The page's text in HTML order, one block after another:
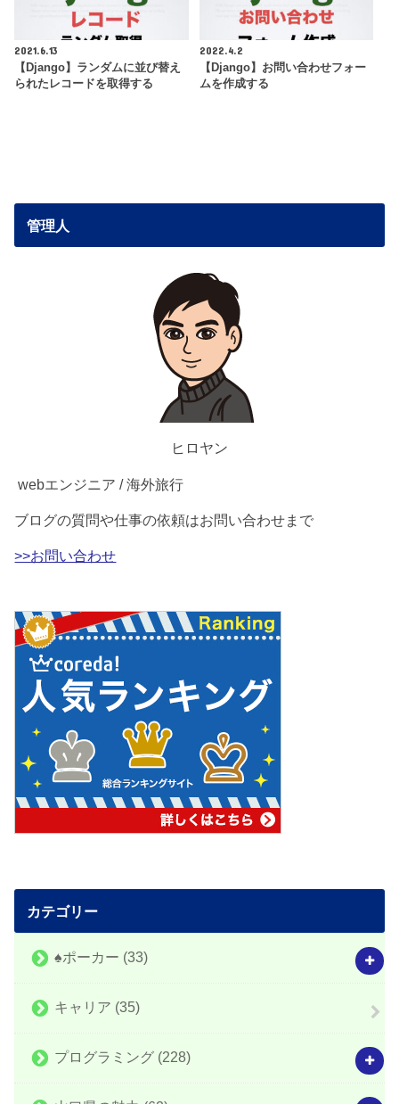
2021.6.13
【Django】ランダムに並び替え
られたレコードを取得する
2022.4.2
【Django】お問い合わせフォー
ムを作成する
管理人
ヒロヤン
webエンジニア / 海外旅行
ブログの質問や仕事の依頼はお問い合わせまで
>>お問い合わせ
カテゴリー
♠️ポーカー (33)
キャリア (35)
プログラミング (228)